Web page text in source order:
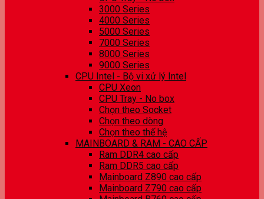
3000 Series
4000 Series
5000 Series
7000 Series
8000 Series
9000 Series
CPU Intel - Bộ vi xử lý Intel
CPU Xeon
CPU Tray - No box
Chọn theo Socket
Chọn theo dòng
Chọn theo thế hệ
MAINBOARD & RAM - CAO CẤP
Ram DDR4 cao cấp
Ram DDR5 cao cấp
Mainboard Z890 cao cấp
Mainboard Z790 cao cấp